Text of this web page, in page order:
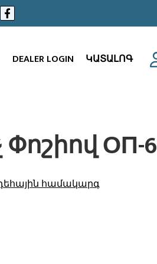
DEALER LOGIN ԿԱՏԱԼՈԳ
ОП-6
համակարգ